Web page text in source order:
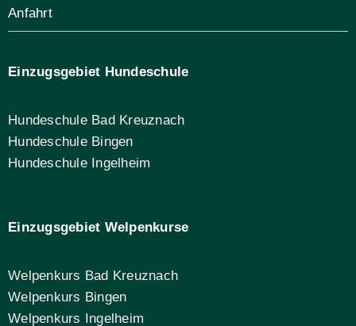
Anfahrt
Einzugsgebiet Hundeschule
Hundeschule Bad Kreuznach
Hundeschule Bingen
Hundeschule Ingelheim
Einzugsgebiet Welpenkurse
Welpenkurs Bad Kreuznach
Welpenkurs Bingen
Welpenkurs Ingelheim